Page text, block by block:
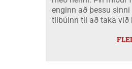
enginn að þessu sinni
tilbúinn til að taka við